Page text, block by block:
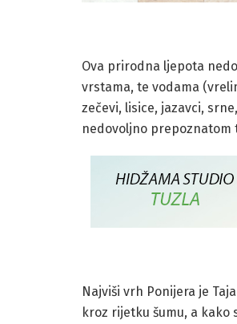
Ova prirodna ljepota
vrstama, te vodama
zečevi, lisice, jazavci,
nedovoljno
Najviši vrh Ponijera je
kroz rijetku šumu, a kako